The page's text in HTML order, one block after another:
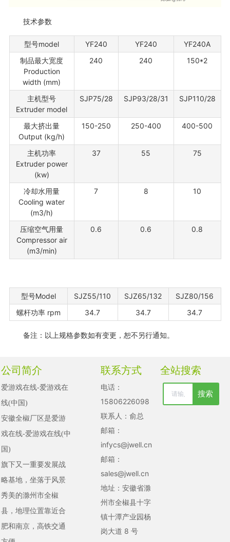
技术参数
型号model YF240 YF240
YF240A
制品最大宽度
Production
width (mm)
240 240 150*2
主机型号
Extruder model
SJP75/28 SJP93/28/31 SJP110/28
最大挤出量
Output (kg/h)
150-250 250-400 400-500
主机功率
Extruder power
(kw)
37 55 75
冷却水用量
Cooling water
(m3/h)
7 8 10
压缩空气用量
Compressor air
(m3/min)
0.6 0.6 0.8
型号Model SJZ55/110 SJZ65/132
SJZ80/156
螺杆功率 rpm
34.7 34.7 34.7
备注：以上规格参数如有变更，恕不另行通知。
公司简介
爱游戏在线-爱游戏在
线(中国)
安徽全椒厂区是爱游
戏在线-爱游戏在线(中
国)
旗下又一重要发展战
略基地，坐落于风景
秀美的滁州市全椒
县，地理位置靠近合
肥和南京，高铁交通
联系方式
电话：
15806226098
联系人：俞总
邮箱：
infycs@jwell.cn
邮箱：
sales@jwell.cn
地址：安徽省滁
州市全椒县十字
镇十潭产业园杨
岗大道 8 号
全站搜索
搜索
清空记录
历史记录